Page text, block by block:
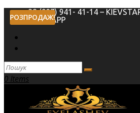
+38 (097) 941- 41-14 –
WHATSAPP
0 Items
РОЗПРОДАЖ!